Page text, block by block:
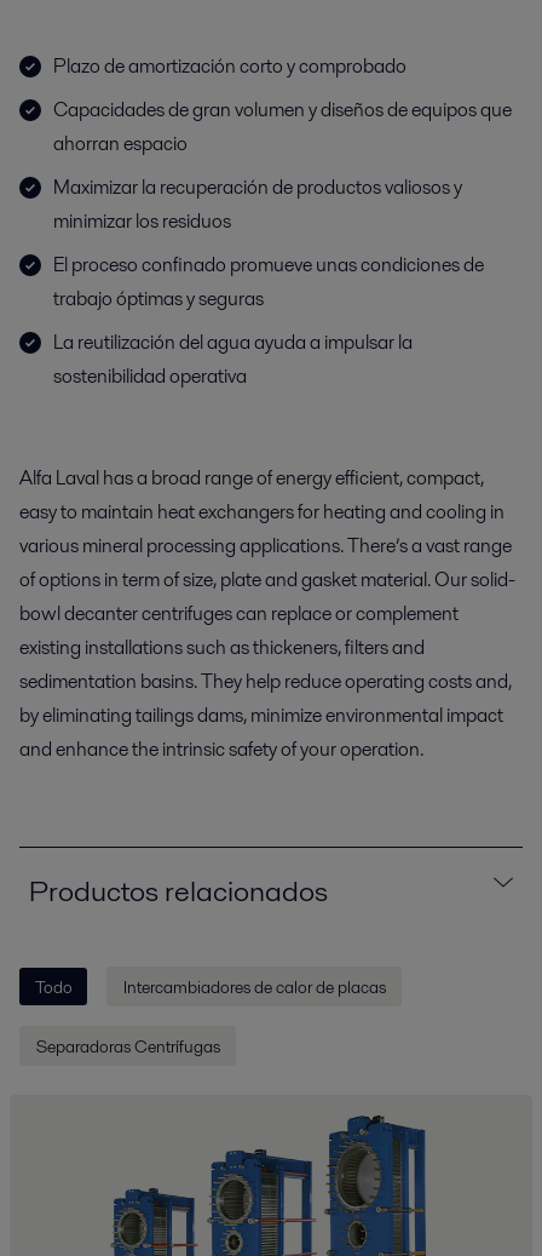
Plazo de amortización corto y comprobado
Capacidades de gran volumen y diseños de equipos que
ahorran espacio
Maximizar la recuperación de productos valiosos y
minimizar los residuos
El proceso confinado promueve unas condiciones de
trabajo óptimas y seguras
La reutilización del agua ayuda a impulsar la
sostenibilidad operativa
Alfa Laval has a broad range of energy efficient, compact,
easy to maintain heat exchangers for heating and cooling in
various mineral processing applications. There’s a vast range
of options in term of size, plate and gasket material. Our solid-
bowl decanter centrifuges can replace or complement
existing installations such as thickeners, filters and
sedimentation basins. They help reduce operating costs and,
by eliminating tailings dams, minimize environmental impact
and enhance the intrinsic safety of your operation.
Productos relacionados
Todo Intercambiadores de calor de placas
Separadoras Centrífugas